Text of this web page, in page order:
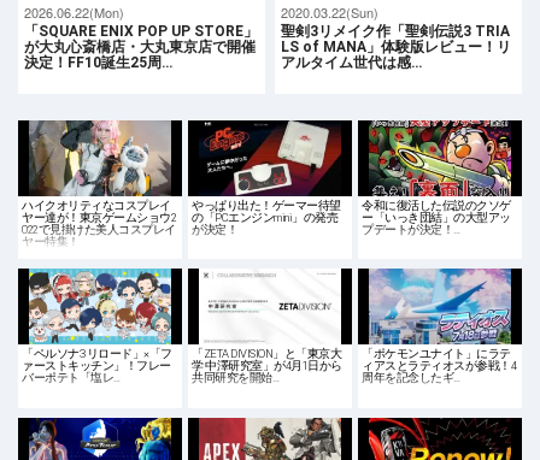
2026.06.22(Mon)
「SQUARE ENIX POP UP STORE」
が大丸心斎橋店・大丸東京店で開催
決定！FF10誕生25周…
2020.03.22(Sun)
聖剣3リメイク作「聖剣伝説3 TRIA
LS of MANA」体験版レビュー！リ
アルタイム世代は感…
ハイクオリティなコスプレイ
ヤー達が！東京ゲームショウ2
022で見掛けた美人コスプレイ
ヤー特集！
やっぱり出た！ゲーマー待望
の「PCエンジンmini」の発売
が決定！
令和に復活した伝説のクソゲ
ー「いっき団結」の大型アッ
プデートが決定！…
「ペルソナ3 リロード」×「フ
ァーストキッチン」！フレー
バーポテト「塩レ…
「ZETA DIVISION」と「東京大
学 中澤研究室」が4月1日から
共同研究を開始…
「ポケモンユナイト」にラテ
ィアスとラティオスが参戦！4
周年を記念したギ…